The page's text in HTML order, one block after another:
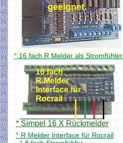
° 16 fach R Melder als Stromfühler
° R Melder Interface für Rocrail
* Simpel 16 X Rückmelder
geeignet.
16 fach
R.Melder
Interface für
Rocrail